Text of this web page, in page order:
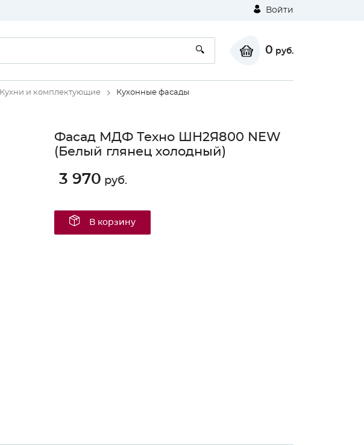
Войти
0 руб.
Кухни и комплектующие Кухонные фасады
Фасад МДФ Техно ШН2Я800 NEW
(Белый глянец холодный)
3 970 руб.
В корзину